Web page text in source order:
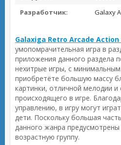
Разработчик:
Galaxy
Galaxiga Retro Arcade
умопомрачительная игра в
приложения данного раздела
нехитрые игры, с
приобретёте большую массу
картинки, отличной мелодии и
происходящего в игре.
управлению, в игру могут
дети. Поскольку большая
данного жанра
возрастную группу.